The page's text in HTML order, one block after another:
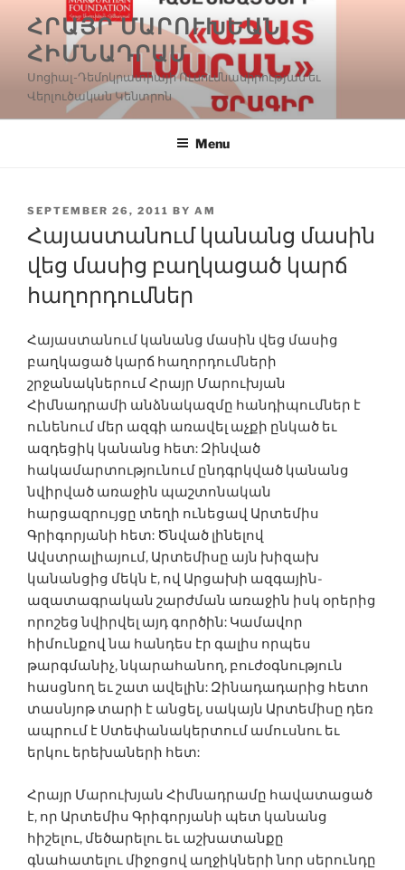
content
ՀՐԱՅՐ ՄԱՐՈՒԽԵԱՆ
ՀԻՄՆԱԴՐԱՄ
Սոցիալ-Դեմոկրատիայի Ուսումնասիրության եւ
Վերլուծական Կենտրոն
Menu
POSTED
ON
SEPTEMBER 26, 2011 BY AM
Հայաստանում կանանց մասին
վեց մասից բաղկացած կարճ
հաղորդումներ
Հայաստանում կանանց մասին վեց մասից
բաղկացած կարճ հաղորդումների
շրջանակներում Հրայր Մարուխյան
Հիմնադրամի անձնակազմը հանդիպումներ է
ունենում մեր ազգի առավել աչքի ընկած եւ
ազդեցիկ կանանց հետ: Զինված
հակամարտությունում ընդգրկված կանանց
նվիրված առաջին պաշտոնական
հարցազրույցը տեղի ունեցավ Արտեմիս
Գրիգորյանի հետ: Ծնված լինելով
Ավստրալիայում, Արտեմիսը այն խիզախ
կանանցից մեկն է, ով Արցախի ազգային-
ազատագրական շարժման առաջին իսկ օրերից
որոշեց նվիրվել այդ գործին: Կամավոր
հիմունքով նա հանդես էր գալիս որպես
թարգմանիչ, նկարահանող, բուժօգնություն
հասցնող եւ շատ ավելին: Զինադադարից հետո
տասնյոթ տարի է անցել, սակայն Արտեմիսը դեռ
ապրում է Ստեփանակերտում ամուսնու եւ
երկու երեխաների հետ:
Հրայր Մարուխյան Հիմնադրամը հավատացած
է, որ Արտեմիս Գրիգորյանի պետ կանանց
հիշելու, մեծարելու եւ աշխատանքը
գնահատելու միջոցով աղջիկների նոր սերունդը